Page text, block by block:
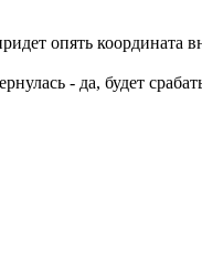
опять координата
- да, будет